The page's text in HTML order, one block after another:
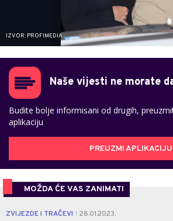
IZVOR: PROFIMEDIA
Naše vijesti ne morate
Budite bolje informisani od drugih,
aplikaciju
PREUZMI APLIKACIJU
MOŽDA ĆE VAS ZANIMATI
ZVIJEZDE I TRAČEVI 28.01.2023.